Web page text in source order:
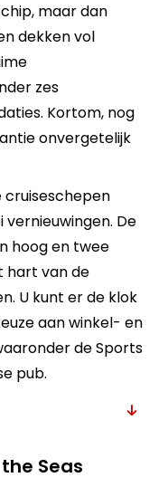
maar dan
dekken vol
zes
Kortom, nog
onvergetelijk
De
hoog en twee
hart van de
U kunt er de klok
aan winkel- en
de Sports
pub.
Seas